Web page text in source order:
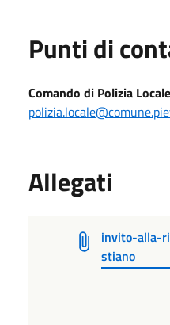
Punti di
Comando di Polizia Locale
Allegati
invito-alla-
stiano